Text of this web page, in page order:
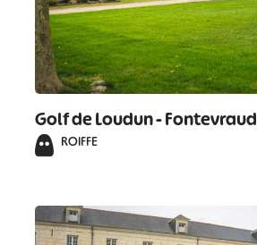
Golf de Loudun - Fontevraud
ROIFFE